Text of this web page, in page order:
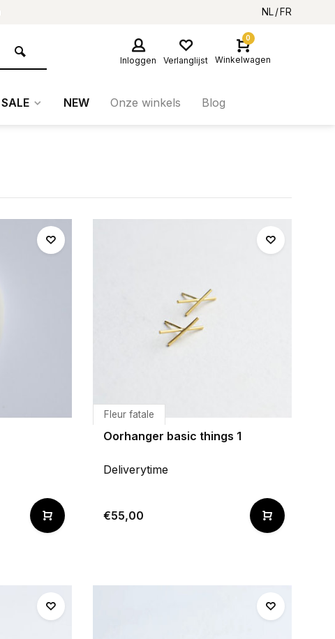
NL FR
Inloggen Verlanglijst
0
Winkelwagen
SALE NEW Onze winkels Blog
Fleur fatale
Oorhanger basic things 1
Deliverytime
€55,00